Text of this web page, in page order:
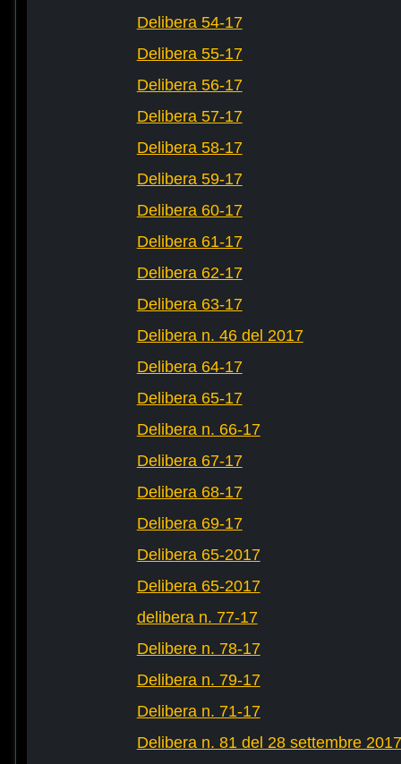
Delibera 54-17
Delibera 55-17
Delibera 56-17
Delibera 57-17
Delibera 58-17
Delibera 59-17
Delibera 60-17
Delibera 61-17
Delibera 62-17
Delibera 63-17
Delibera n. 46 del 2017
Delibera 64-17
Delibera 65-17
Delibera n. 66-17
Delibera 67-17
Delibera 68-17
Delibera 69-17
Delibera 65-2017
Delibera 65-2017
delibera n. 77-17
Delibere n. 78-17
Delibera n. 79-17
Delibera n. 71-17
Delibera n. 81 del 28 settembre 2017